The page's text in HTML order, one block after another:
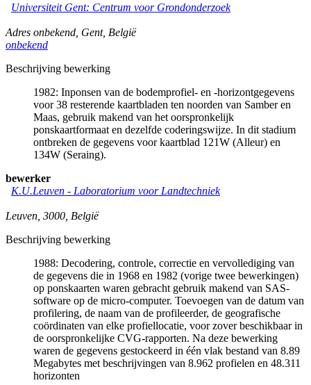
Universiteit Gent: Centrum voor Grondonderzoek
Adres onbekend Gent, België
onbekend
Beschrijving bewerking
1982: Inponsen van de bodemprofiel- en -horizontgegevens
voor 38 resterende kaartbladen ten noorden van Samber en
Maas, gebruik makend van het oorspronkelijk
ponskaartformaat en dezelfde coderingswijze. In dit stadium
ontbreken de gegevens voor kaartblad 121W (Alleur) en
134W (Seraing).
bewerker
K.U.Leuven - Laboratorium voor Landtechniek
Leuven 3000 België
Beschrijving bewerking
1988: Decodering, controle, correctie en vervollediging van
de gegevens die in 1968 en 1982 (vorige twee bewerkingen)
op ponskaarten waren gebracht gebruik makend van SAS-
software op de micro-computer. Toevoegen van de datum van
profilering, de naam van de profileerder, de geografische
coördinaten van elke profiellocatie, voor zover beschikbaar in
de oorspronkelijke CVG-rapporten. Na deze bewerking
waren de gegevens gestockeerd in één vlak bestand van 8.89
Megabytes met beschrijvingen van 8.962 profielen en 48.311
horizonten